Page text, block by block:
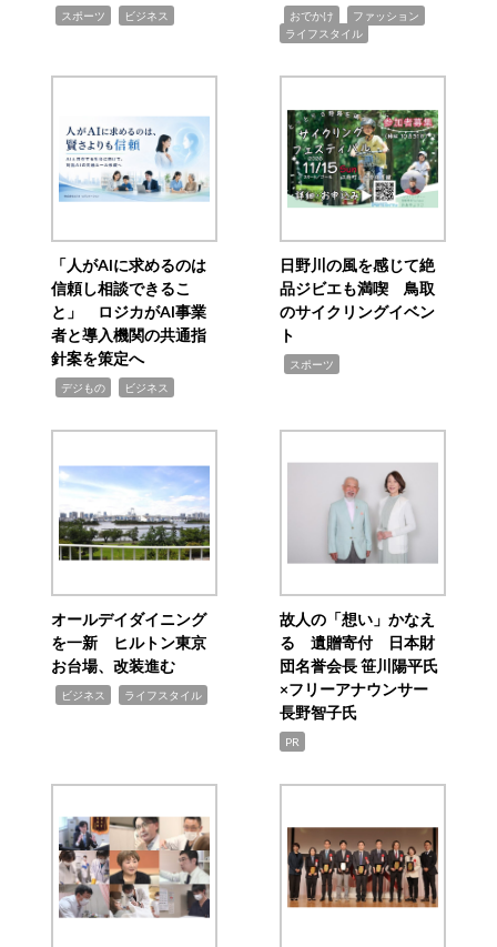
スポーツ ビジネス おでかけ ファッション
ライフスタイル
「人がAIに求めるのは
信頼し相談できるこ
と」 ロジカがAI事業
者と導入機関の共通指
針案を策定へ
デジもの ビジネス
日野川の風を感じて絶
品ジビエも満喫 鳥取
のサイクリングイベン
ト
スポーツ
オールデイダイニング
を一新 ヒルトン東京
お台場、改装進む
ビジネス ライフスタイル
故人の「想い」かなえ
る 遺贈寄付 日本財
団名誉会長 笹川陽平氏
×フリーアナウンサー
長野智子氏
PR